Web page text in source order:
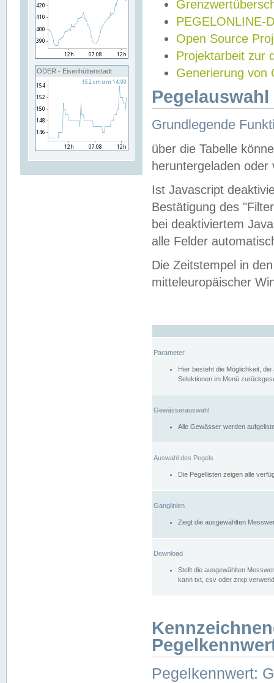
ODER - Eisenhüttenstadt
PEGELONLINE-
Open Source
Projektarbeit zur
Generierung von
Grundlegende
über die Tabelle
heruntergeladen oder
Ist Javascript
Bestätigung des
bei deaktiviertem
alle Felder
Die Zeitstempel in
mitteleuropäischer
Parameter
Hier besteht die Möglichkeit,
Selektionen im Menü
Gewässerauswahl
Alle Gewässer werden
Auswahl des Pegels
Die Pegellisten zeigen alle
Ganglinien
Zeigt die ausgewählten
Download
Stellt die ausgewählten
kann txt, csv oder zrxp
Pegelkennwert: